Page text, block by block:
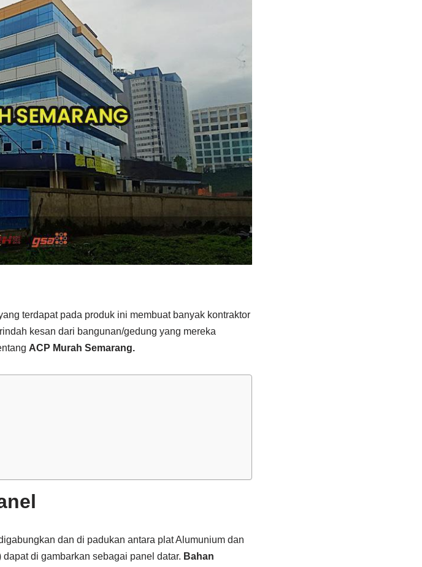
terdapat pada produk ini membuat banyak kontraktor
kesan dari bangunan/gedung yang mereka
ACP Murah Semarang.
dan di padukan antara plat Alumunium dan
di gambarkan sebagai panel datar. Bahan